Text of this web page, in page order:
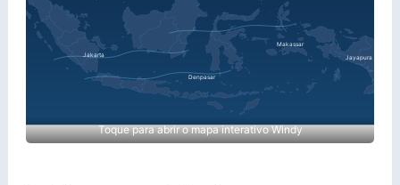
Toque para abrir o mapa interativo Windy